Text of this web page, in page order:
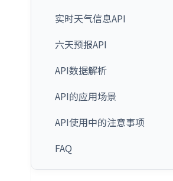
实时天气信息API
六天预报API
API数据解析
API的应用场景
API使用中的注意事项
FAQ